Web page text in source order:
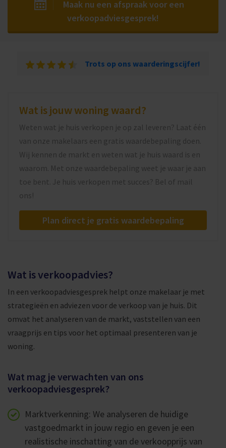
verkoopadviesgesprek!
Trots op ons waarderingscijfer!
Wat is jouw woning waard?
Weten wat je huis verkopen je op zal leveren? Laat één
van onze makelaars een gratis waardebepaling doen.
Wij kennen de markt en weten wat je huis waard is en
waarom. Met onze waardebepaling weet je waar je aan
toe bent. Je huis verkopen met succes? Bel of mail
ons!
Plan direct je gratis waardebepaling
Wat is verkoopadvies?
In een verkoopadviesgesprek helpt onze makelaar je met
strategieën en adviezen voor de verkoop van je huis. Dit
omvat het analyseren van de markt, vaststellen van een
vraagprijs en tips voor het optimaal presenteren van je
woning.
Wat mag je verwachten van ons
verkoopadviesgesprek?
Marktverkenning: We analyseren de huidige
vastgoedmarkt in jouw regio en geven je een
realistische inschatting van de verkoopprijs van